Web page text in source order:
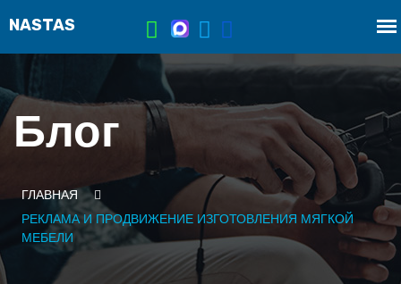
Блог
ГЛАВНАЯ
РЕКЛАМА И ПРОДВИЖЕНИЕ ИЗГОТОВЛЕНИЯ МЯГКОЙ
МЕБЕЛИ